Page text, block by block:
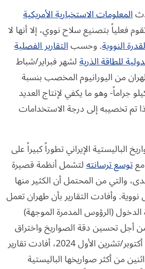
المعلومات الاستخبارية الأمريكية
فعلياً بتصنيع سلاح نووي، إلا أنها لا
النووية. وحسبالتقارير الفصلية
للطاقة الذريةلشهر فبراير/شباط
طهران من اليورانيوم المخصب بنسبة
قد تجاوز 275 كيلو جراماً- وهو ما يكفي لإنتاج العديد
تم تخصيبه إلى درجة الاستخدامات
الباليستية الإيراني تطوراً كبيراً على
توسع ترسانتهلتشمل أنظمة قصيرة
والتي من المحتمل أن الكثير منها
وأفادت التقارير بأن طهران تعمل
(الرؤوس المدمرة الموجهة)
من أجل تحسين دقة الصواريخ واختراق
الدفاعات الجوية. في أكتوبر/تشرين الأول 2024، أفادت تقارير
من أكثر صواريخها الباليستية